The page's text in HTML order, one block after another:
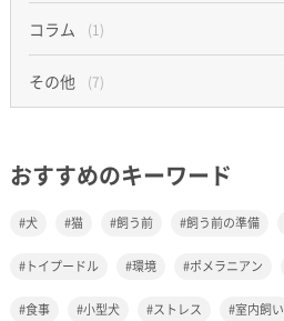
コラム (1)
その他 (7)
おすすめのキーワード
犬 猫 飼う前 飼う前の準備
トイプードル 環境 ポメラニアン
食事 小型犬 ストレス 室内飼い